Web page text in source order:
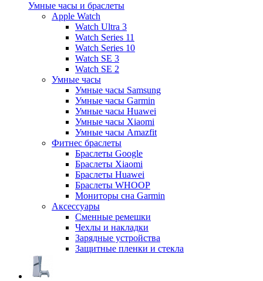
Умные часы и браслеты
Apple Watch
Watch Ultra 3
Watch Series 11
Watch Series 10
Watch SE 3
Watch SE 2
Умные часы
Умные часы Samsung
Умные часы Garmin
Умные часы Huawei
Умные часы Xiaomi
Умные часы Amazfit
Фитнес браслеты
Браслеты Google
Браслеты Xiaomi
Браслеты Huawei
Браслеты WHOOP
Мониторы сна Garmin
Аксессуары
Сменные ремешки
Чехлы и накладки
Зарядные устройства
Защитные пленки и стекла